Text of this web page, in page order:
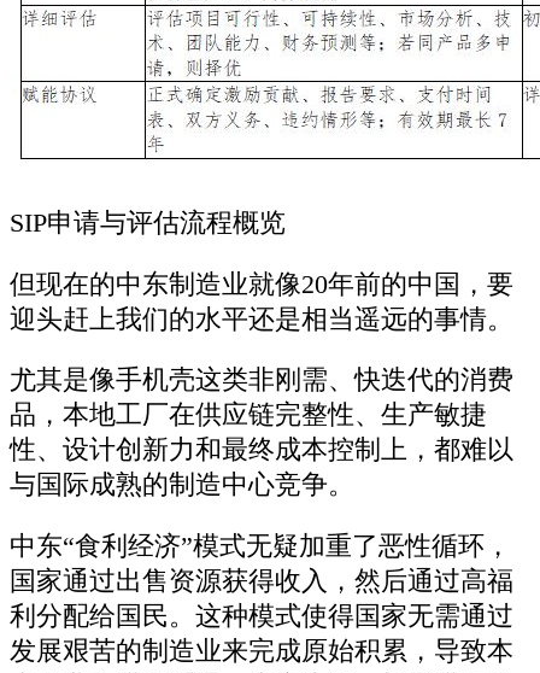
SIP申请与评估流程概览
但现在的中东制造业就像20年前的中国，要
迎头赶上我们的水平还是相当遥远的事情。
尤其是像手机壳这类非刚需、快迭代的消费
品，本地工厂在供应链完整性、生产敏捷
性、设计创新力和最终成本控制上，都难以
与国际成熟的制造中心竞争。
中东“食利经济”模式无疑加重了恶性循环，
国家通过出售资源获得收入，然后通过高福
利分配给国民。这种模式使得国家无需通过
发展艰苦的制造业来完成原始积累，导致本